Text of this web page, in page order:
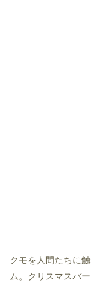
クモを人間たちに
ム。クリスマスバー